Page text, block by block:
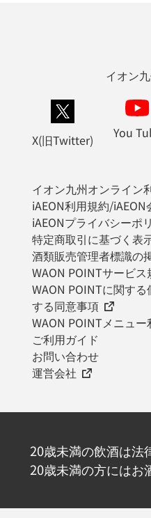
イオン
X(旧Twitter) You
イオン九州オンライン
iAEON利用規約/iAEON
iAEONプライバシーポ
特定商取引に基づく表
酒類販売管理者標識の
WAON POINTサービス
WAON POINTに関す
する同意事項
WAON POINTメニュー
ご利用ガイド
お問い合わせ
運営会社
20歳未満の飲酒は法
20歳未満の方にはお